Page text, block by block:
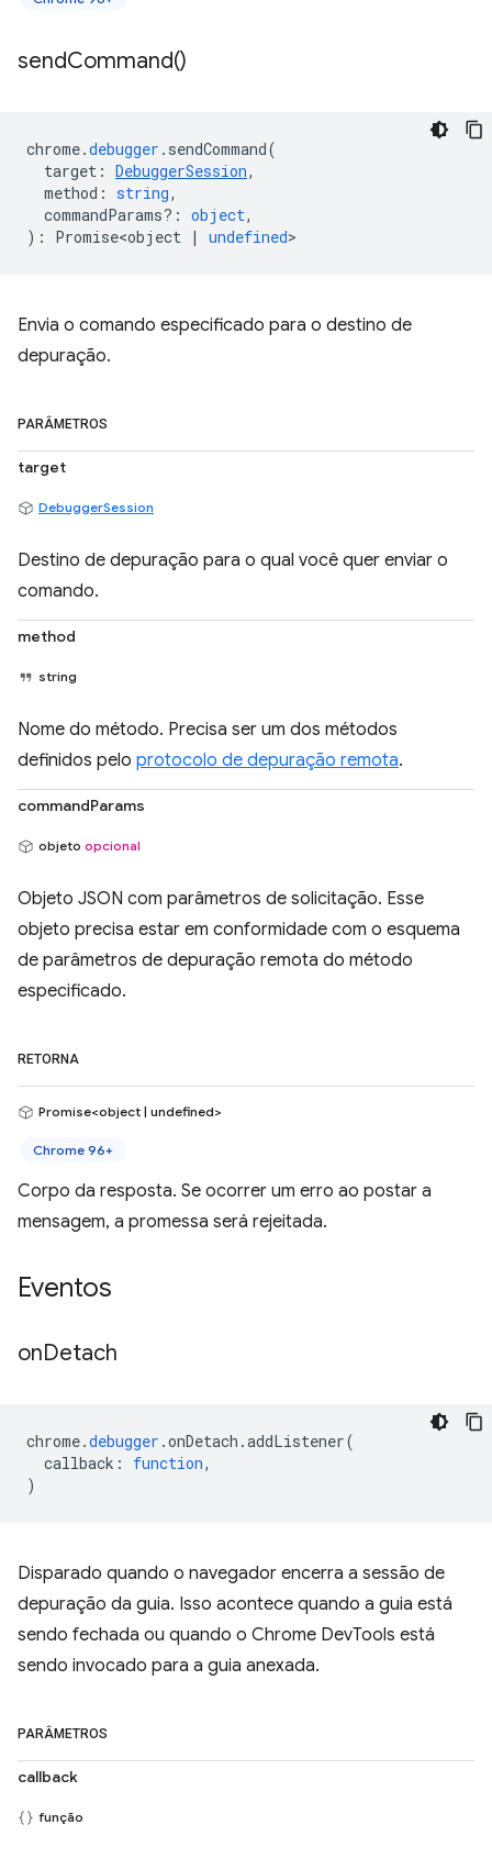
sendCommand()
chrome.debugger . sendCommand(
target : DebuggerSession,
method : string,
commandParams? : object,
) : Promise<object | undefined>
Envia o comando especificado para o destino de
depuração.
PARÂMETROS
target
DebuggerSession
Destino de depuração para o qual você quer enviar o
comando.
method
string
Nome do método. Precisa ser um dos métodos
definidos pelo protocolo de depuração remota.
commandParams
objeto opcional
Objeto JSON com parâmetros de solicitação. Esse
objeto precisa estar em conformidade com o esquema
de parâmetros de depuração remota do método
especificado.
RETORNA
Promise<object | undefined>
Chrome 96+
Corpo da resposta. Se ocorrer um erro ao postar a
mensagem, a promessa será rejeitada.
Eventos
onDetach
chrome.debugger .onDetach .addListener(
callback : function,
)
Disparado quando o navegador encerra a sessão de
depuração da guia. Isso acontece quando a guia está
sendo fechada ou quando o Chrome DevTools está
sendo invocado para a guia anexada.
PARÂMETROS
callback
função